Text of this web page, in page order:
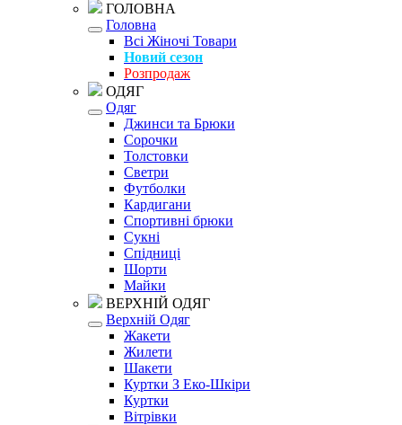
ГОЛОВНА
Головна
Всі Жіночі Товари
Новий сезон
Розпродаж
ОДЯГ
Одяг
Джинси та Брюки
Сорочки
Толстовки
Светри
Футболки
Кардигани
Спортивні брюки
Сукні
Спідниці
Шорти
Майки
ВЕРХНІЙ ОДЯГ
Верхній Одяг
Жакети
Жилети
Шакети
Куртки З Еко-Шкіри
Куртки
Вітрівки